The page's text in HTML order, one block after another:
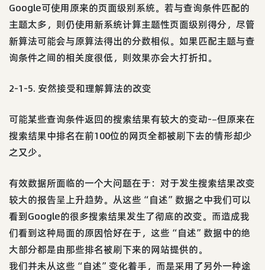
Google可使用原来的页面级别系统。若与查询条件匹配的
主题太多，则仍使用新系统计算主题性页面级别得分，尽管
新算法可能会与原算法得出的分数相似。如果匹配主题与查
询条件之间的相关度很低，则效果亦会大打折扣。
2-1-5. 安然接受和理解算法的改变
可能某些查询条件返回的搜索结果有较大的变动-–但原来在
搜索结果中排名在前100位的网页全都被刷下去的情形却少
之又少。
有效数据所面临的一个大问题在于：对于发生搜索结果改变
较大的报告呈上升趋势。从这些“自述”数据之中我们可以
看到Google的很多搜索结果发生了彻底的改变。而造成我
们看到这种局面的原因恰好在于，这些“自述”数据中的绝
大部分都是由那些排名被刷下来的网站提供的。
我们并未从这些“自述”变化着手，而是采用了另外一种途